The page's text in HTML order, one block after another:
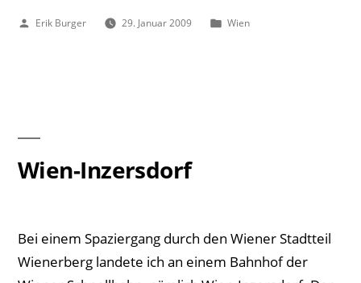
Veröffentlicht
Erik Burger 29. Januar 2009
Veröffentlicht
Wien
Wien-Inzersdorf
Bei einem Spaziergang durch den Wiener Stadtteil
Wienerberg landete ich an einem Bahnhof der